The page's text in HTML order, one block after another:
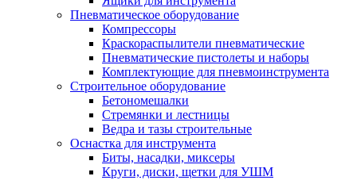
Пневматическое оборудование
Компрессоры
Краскораспылители пневматические
Пневматические пистолеты и наборы
Комплектующие для пневмоинструмента
Строительное оборудование
Бетономешалки
Стремянки и лестницы
Ведра и тазы строительные
Оснастка для инструмента
Биты, насадки, миксеры
Круги, диски, щетки для УШМ